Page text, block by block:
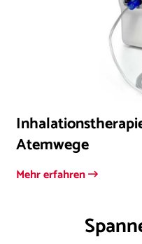
Atemwege
Mehr erfahren